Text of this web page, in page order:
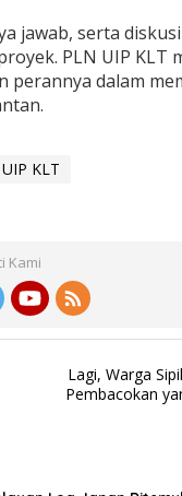
jawab, serta
PLN UIP KLT
perannya dalam
KLT
Kami
Lagi, Warga
Pembacokan